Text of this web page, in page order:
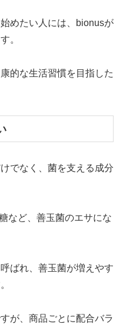
めたい人には、bionusが
。
的な生活習慣を目指した
でなく、菌を支える成分
など、善玉菌のエサにな
ばれ、善玉菌が増えやす
が、商品ごとに配合バラ